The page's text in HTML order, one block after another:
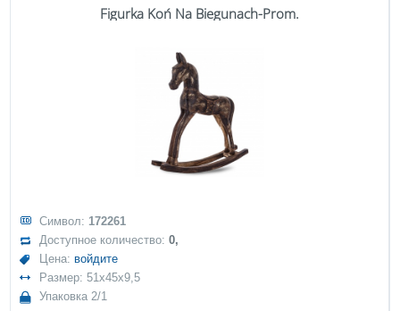
Figurka Koń Na Biegunach-Prom.
Символ: 172261
Доступное количество:0,
Цена: войдите
Размер: 51x45x9,5
Упаковка 2/1